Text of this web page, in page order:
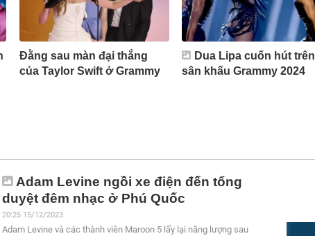
Đằng sau màn đại thắng
của Taylor Swift ở Grammy
Dua Lipa cuốn hút trên
sân khấu Grammy 2024
Adam Levine ngồi xe điện đến tổng
duyệt đêm nhạc ở Phú Quốc
20:25 15/12/2023
Adam Levine và các thành viên Maroon 5 lấy lại năng lượng sau